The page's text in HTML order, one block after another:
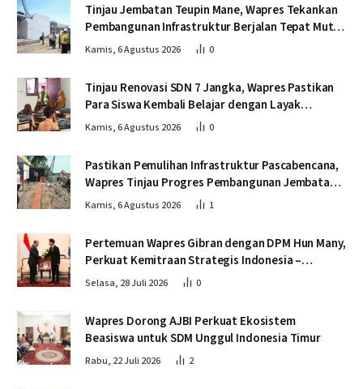
Tinjau Jembatan Teupin Mane, Wapres Tekankan
Pembangunan Infrastruktur Berjalan Tepat Mutu
dan Tepat Waktu
Kamis, 6 Agustus 2026 0
Tinjau Renovasi SDN 7 Jangka, Wapres Pastikan
Para Siswa Kembali Belajar dengan Layak
Pascabencana
Kamis, 6 Agustus 2026 0
Pastikan Pemulihan Infrastruktur Pascabencana,
Wapres Tinjau Progres Pembangunan Jembatan
Krueng Tingkeum Bireuen
Kamis, 6 Agustus 2026 1
Pertemuan Wapres Gibran dengan DPM Hun Many,
Perkuat Kemitraan Strategis Indonesia –
Kamboja
Selasa, 28 Juli 2026 0
Wapres Dorong AJBI Perkuat Ekosistem
Beasiswa untuk SDM Unggul Indonesia Timur
Rabu, 22 Juli 2026 2